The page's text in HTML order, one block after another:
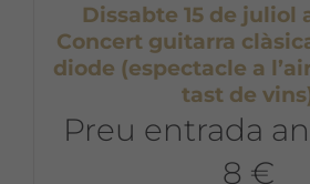
Dissabte 15 de juliol
Concert guitarra
diode (espectacle a
tast de
Preu entrada
8 €